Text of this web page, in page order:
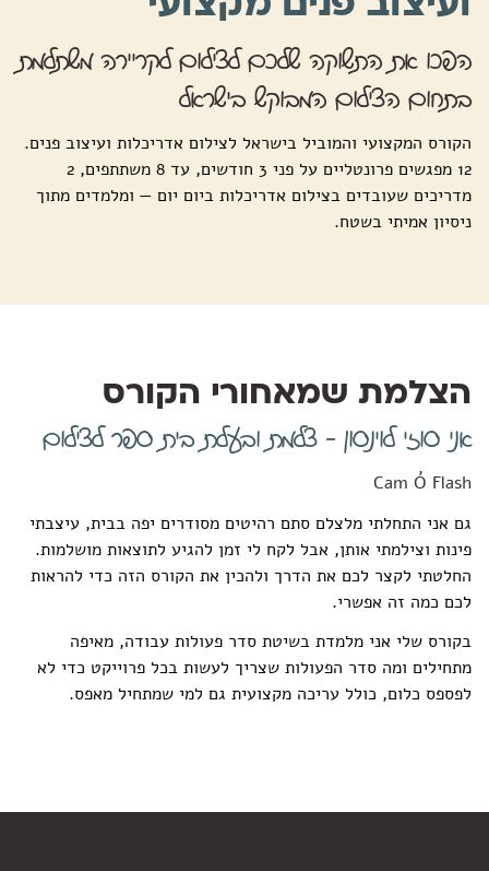
הפכו את התשוקה שלכם לצילום לקריירה משתלמת
בתחום הצילום המבוקש בישראל
הקורס המקצועי והמוביל בישראל לצילום אדריכלות ועיצוב פנים.
12 מפגשים פרונטליים על פני 3 חודשים, עד 8 משתתפים, 2
מדריכים שעובדים בצילום אדריכלות ביום יום — ומלמדים מתוך
ניסיון אמיתי בשטח.
הצלמת שמאחורי הקורס
אני סוזי לוינסון - צלמת ובעלת בית ספר לצילום
Cam Ó Flash
גם אני התחלתי מלצלם סתם רהיטים מסודרים יפה בבית, עיצבתי
פינות וצילמתי אותן, אבל לקח לי זמן להגיע לתוצאות מושלמות.
החלטתי לקצר לכם את הדרך ולהכין את הקורס הזה כדי להראות
לכם כמה זה אפשרי.
בקורס שלי אני מלמדת בשיטת סדר פעולות עבודה, מאיפה
מתחילים ומה סדר הפעולות שצריך לעשות בכל פרוייקט כדי לא
לפספס כלום, כולל עריכה מקצועית גם למי שמתחיל מאפס.